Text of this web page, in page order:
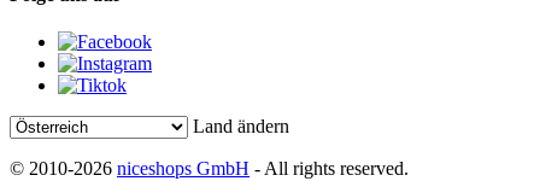
Land ändern
© 2010-2026 niceshops GmbH - All rights reserved.